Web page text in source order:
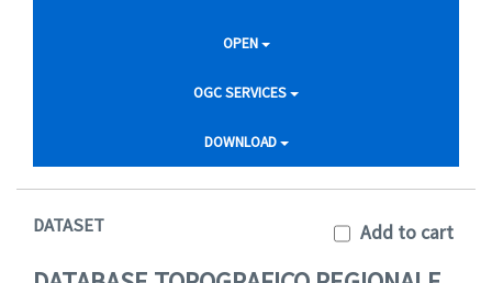
OPEN
OGC SERVICES
DOWNLOAD
DATASET Add to cart